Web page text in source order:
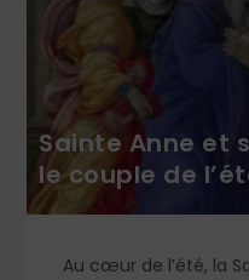
Sainte Anne et
le couple de
Au cœur de l’été, la